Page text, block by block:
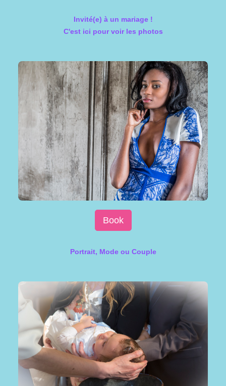
Invité(e) à un mariage !
C'est ici pour voir les photos
Book
Portrait, Mode ou Couple